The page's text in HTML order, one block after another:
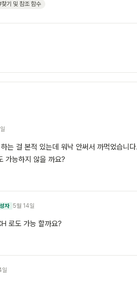
기 및 참조 함수
는 걸 본적 있는데 워낙 안써서 까먹었습니
가능하지 않을 까요?
자 5월 14일
로도 가능 할까요?
일